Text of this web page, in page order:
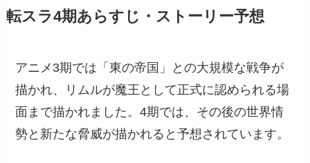
転スラ4期あらすじ・ストーリー予想
アニメ3期では「東の帝国」との大規模な戦争が
描かれ、リムルが魔王として正式に認められる場
面まで描かれました。4期では、その後の世界情
勢と新たな脅威が描かれると予想されています。